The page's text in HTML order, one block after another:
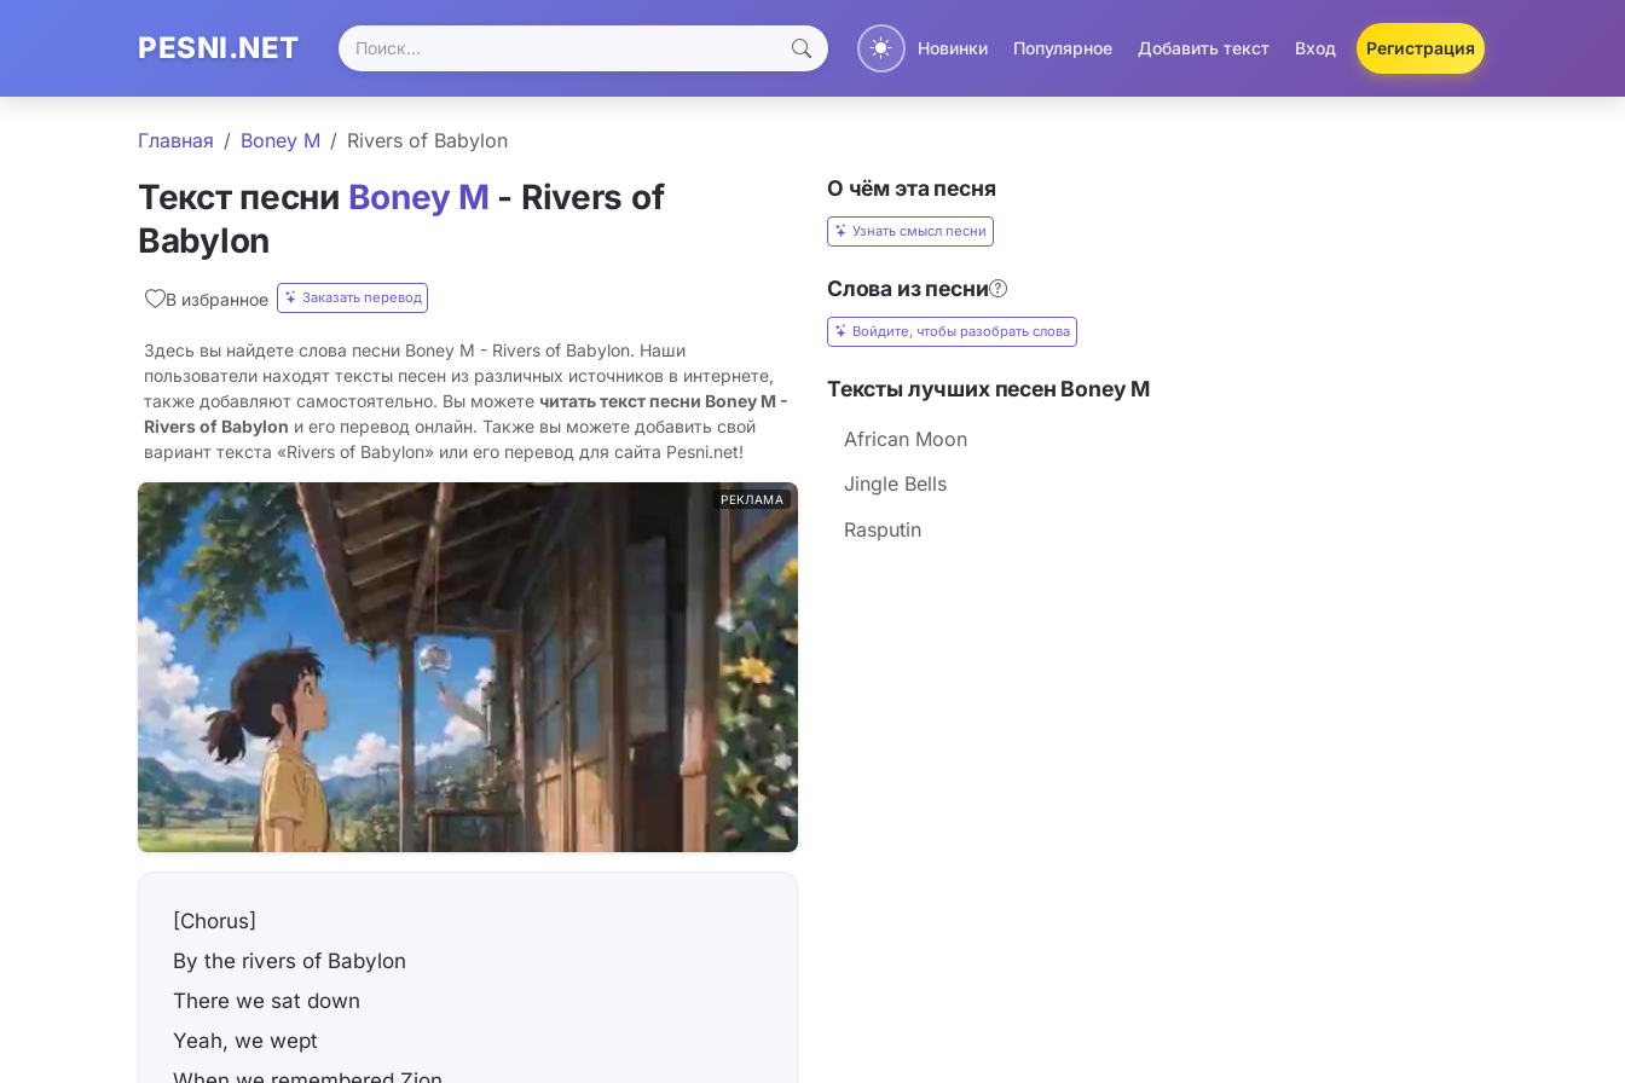
PESNI.NET Новинки Популярное Добавить текст Вход Регистрация
Главная Boney M Rivers of Babylon
Текст песни Boney M - Rivers of
Babylon
В избранное Заказать перевод
Здесь вы найдете слова песни Boney M - Rivers of Babylon. Наши
пользователи находят тексты песен из различных источников в интернете,
также добавляют самостоятельно. Вы можете читать текст песни Boney M -
Rivers of Babylon и его перевод онлайн. Также вы можете добавить свой
вариант текста «Rivers of Babylon» или его перевод для сайта Pesni.net!
РЕКЛАМА
[Chorus]
By the rivers of Babylon
There we sat down
Yeah, we wept
О чём эта песня
Узнать смысл песни
Слова из песни
Войдите, чтобы разобрать слова
Тексты лучших песен Boney M
African Moon
Jingle Bells
Rasputin